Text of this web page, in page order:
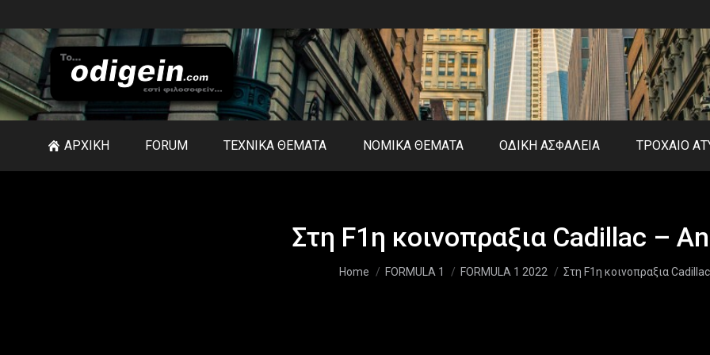
ΑΡΧΙΚΗ
FORUM ΤΕΧΝΙΚΑ ΘΕΜΑΤΑ ΝΟΜΙΚΑ ΘΕΜΑΤΑ ΟΔΙΚΗ ΑΣΦΑΛΕΙΑ ΤΡΟΧΑΙΟ
Στη F1η κοινοπραξια Cadillac –
You are here:
Home FORMULA 1 FORMULA 1 2022 Στη F1η κοινοπραξια Cadillac